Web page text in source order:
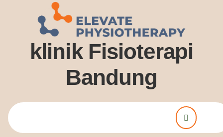
klinik Fisioterapi
Bandung